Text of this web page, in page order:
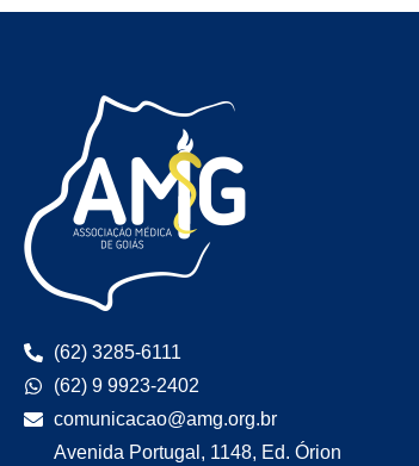
(62) 3285-6111
(62) 9 9923-2402
comunicacao@amg.org.br
Avenida Portugal, 1148, Ed. Órion